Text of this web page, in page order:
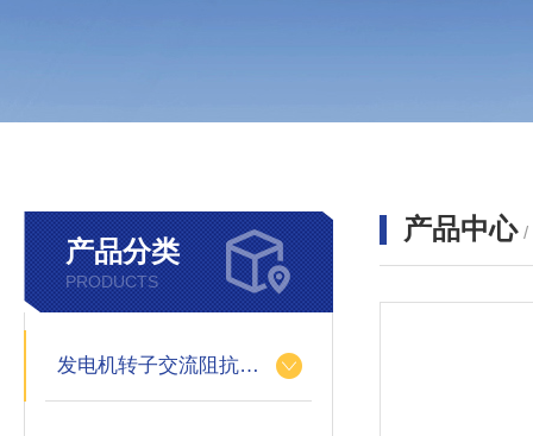
产品分类
PRODUCTS
发电机转子交流阻抗测试仪
产品中心 /